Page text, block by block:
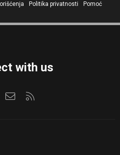
Politika privatnosti
Pomoć
with us
Kontaktirajte nas